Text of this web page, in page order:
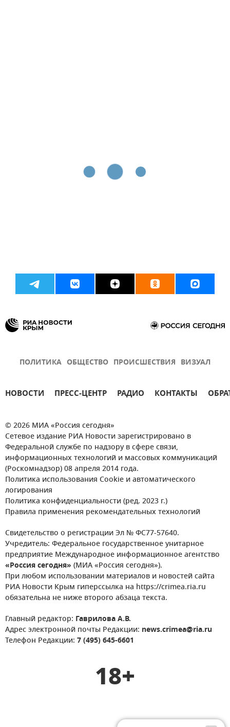
ПОЛИТИКА ОБЩЕСТВО ПРОИСШЕСТВИЯ ВИЗУАЛ
НОВОСТИ ПРЕСС-ЦЕНТР РАДИО КОНТАКТЫ
© 2026 МИА «Россия сегодня»
Сетевое издание РИА Новости зарегистрировано в
Федеральной службе по надзору в сфере связи,
информационных технологий и массовых коммуникаций
(Роскомнадзор) 08 апреля 2014 года.
Политика использования Cookie и автоматического
логирования
Политика конфиденциальности (ред. 2023 г.)
Правила применения рекомендательных технологий
Свидетельство о регистрации Эл № ФС77-57640.
Учредитель: Федеральное государственное унитарное
предприятие Международное информационное агентство
«Россия сегодня» (МИА «Россия сегодня»).
При любом использовании материалов и новостей сайта
РИА Новости Крым гиперссылка на https://crimea.ria.ru
обязательна не ниже второго абзаца текста.
Главный редактор: Гаврилова А.В.
Адрес электронной почты Редакции: news.crimea@ria.ru
Телефон Редакции: 7 (495) 645-6601
18+